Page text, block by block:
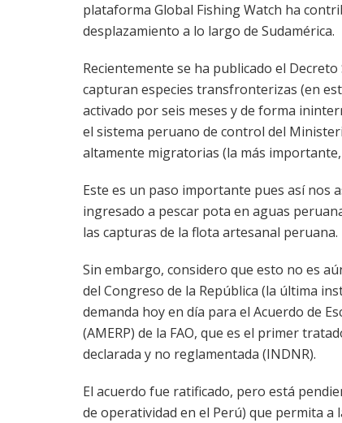
plataforma Global Fishing Watch ha
desplazamiento a lo largo de Sudamérica.
Recientemente se ha publicado el
capturan especies transfronterizas (en
activado por seis meses y de forma
el sistema peruano de control del
altamente migratorias (la más
Este es un paso importante pues así nos
ingresado a pescar pota en aguas
las capturas de la flota artesanal peruana.
Sin embargo, considero que esto no es
del Congreso de la República (la última
demanda hoy en día para el Acuerdo de
(AMERP) de la FAO, que es el primer
declarada y no reglamentada (INDNR).
El acuerdo fue ratificado, pero está
de operatividad en el Perú) que permita